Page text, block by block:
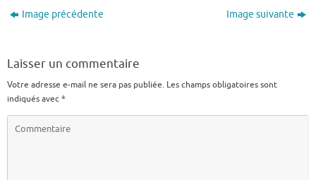
Image précédente Image suivante
Laisser un commentaire
Votre adresse e-mail ne sera pas publiée. Les champs obligatoires sont
indiqués avec*